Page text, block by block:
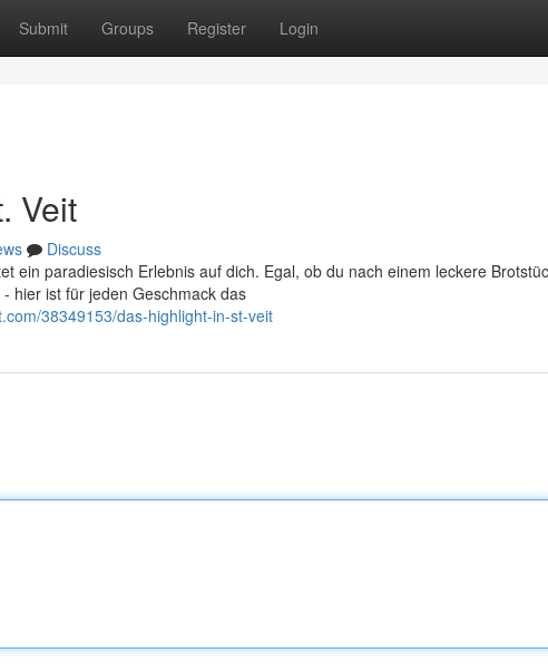
Submit Groups Register Login
Veit
Discuss
ein paradiesisch Erlebnis auf dich. Egal, ob du nach einem leckere
hier ist für jeden Geschmack das
38349153/das-highlight-in-st-veit